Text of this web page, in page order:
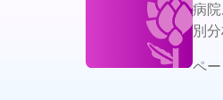
病
別分
ペ